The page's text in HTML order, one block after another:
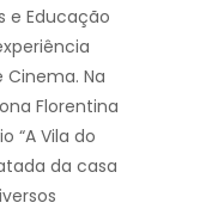
e Educação
Cinema. Na
Florentina
“A Vila do
da casa